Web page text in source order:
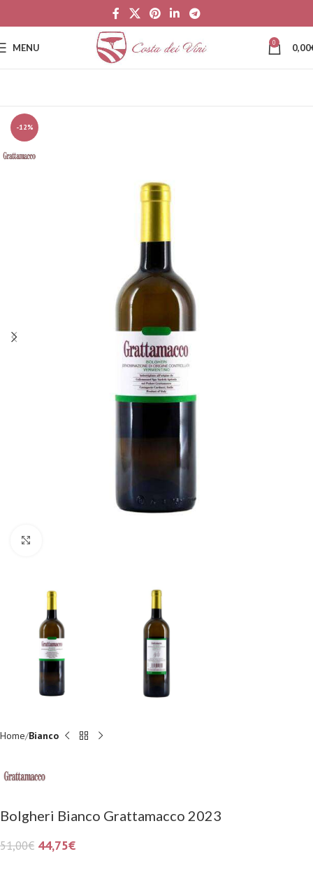
MENU 0 0,00
-12%
Home Bianco
Bolgheri Bianco Grattamacco 2023
51,00€ 44,75€